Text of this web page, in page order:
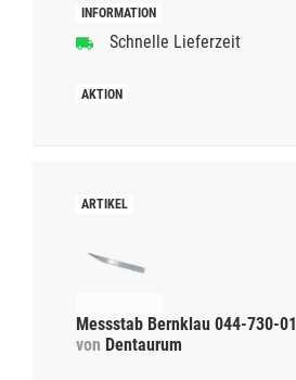
Schnelle Lieferzeit
Messstab Bernklau 044-730-01
von Dentaurum